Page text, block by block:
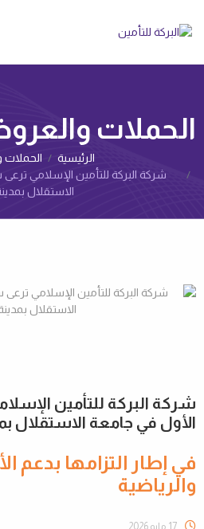
البركة
الحملات
الرئيسية
شركة البركة للتأمين الإسلامي
الاستقلال
شركة البركة للتأمين
الأول في جامعة الاستقلال
في إطار التزامها بدعم
والرياضية
17 مايو 2026